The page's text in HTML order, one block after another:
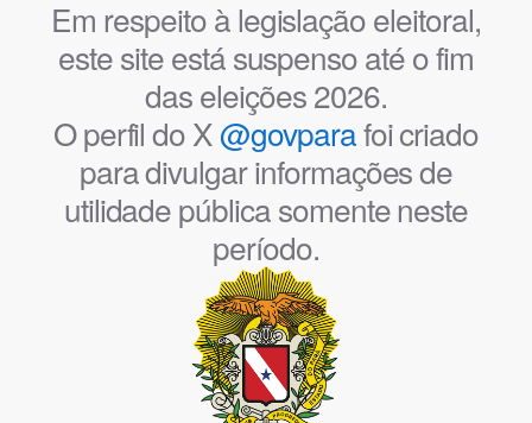
Em respeito à legislação eleitoral,
este site está suspenso até o fim
das eleições 2026.
O perfil do X@govparafoi criado
para divulgar informações de
utilidade pública somente neste
período.